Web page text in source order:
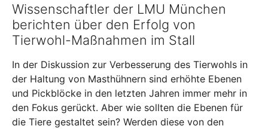
Wissenschaftler der LMU München
berichten über den Erfolg von
Tierwohl-Maßnahmen im Stall
In der Diskussion zur Verbesserung des Tierwohls in
der Haltung von Masthühnern sind erhöhte Ebenen
und Pickblöcke in den letzten Jahren immer mehr in
den Fokus gerückt. Aber wie sollten die Ebenen für
die Tiere gestaltet sein? Werden diese von den